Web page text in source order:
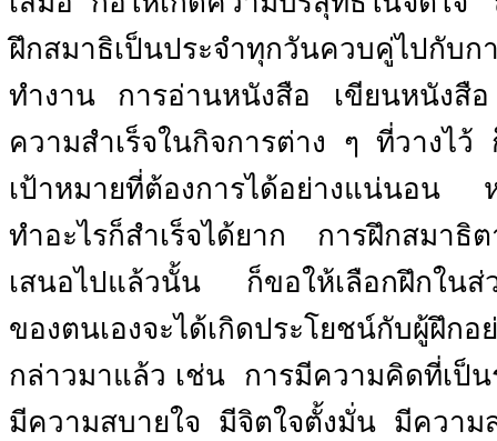
ฝึกสมาธิเป็นประจำทุกวันควบคู่ไปกับก
ทำงาน
การอ่านหนังสือ
เขียนหนังสื
ความสำเร็จในกิจการต่าง ๆ ที่วางไว้
เป้าหมายที่ต้องการได้อย่างแน่นอน
ทำอะไรก็สำเร็จได้ยาก การฝึกสมาธิ
เสนอไปแล้วนั้น
ก็ขอให้เลือกฝึกใน
ของตนเองจะได้เกิดประโยชน์กับผู้ฝึกอ
กล่าวมาแล้ว เช่น
การมีความคิดที่เป็น
มีความสบายใจ
มีจิตใจตั้งมั่น มีความ